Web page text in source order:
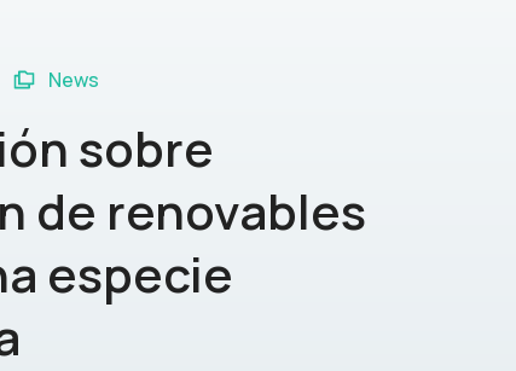
News
sobre
de renovables
especie